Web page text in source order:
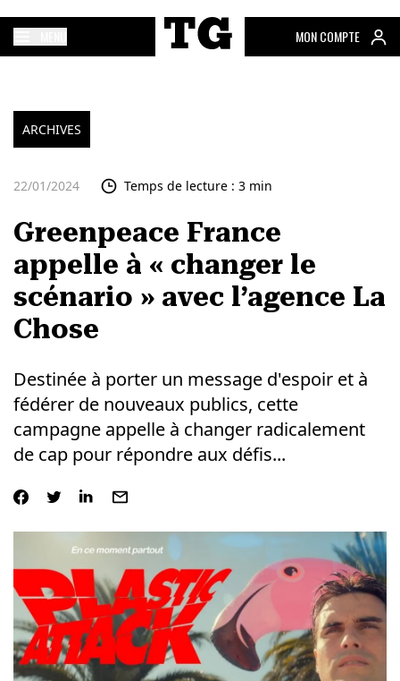
MON COMPTE
ARCHIVES
22/01/2024 Temps de lecture : 3 min
Greenpeace France
appelle à « changer le
scénario » avec l’agence La
Chose
Destinée à porter un message d'espoir et à
fédérer de nouveaux publics, cette
campagne appelle à changer radicalement
de cap pour répondre aux défis...